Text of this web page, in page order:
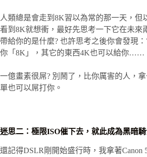
人類總是會走到8K習以為常的那一天，但
看到8K就想衝，最好先思考一下它在未來
帶給你的是什麼? 也許思考之後你會發現
你「8K」，其它的東西4K也可以給你……
一億畫素很屌? 別鬧了，比你厲害的人，
單也可以屌打你。
迷思二：極限ISO催下去，就此成為黑暗騎
還記得DSLR剛開始盛行時，我拿著Canon